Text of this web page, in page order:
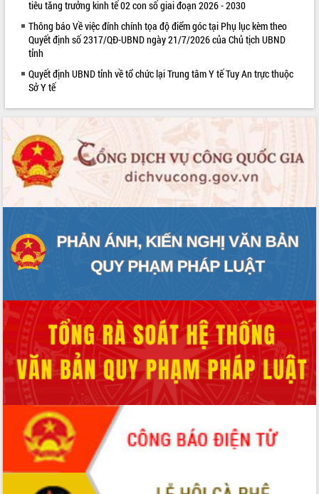
Bí thư Tỉnh ủy Lương Nguyễn Minh
Triết thăm, tặng quà người có công với
cách mạng
Rà soát, hoàn thiện hệ thống thiết chế
văn hóa, thể thao đáp ứng yêu cầu
phát triển mới
Thường trực HĐND tỉnh Đắk Lắk gặp
mặt Đoàn chuyên gia y tế TP. Hồ Chí
Minh
Lễ truy điệu và an táng hài cốt liệt sĩ
tại Nghĩa trang Liệt sĩ xã Sơn Hòa
định EUDR
Thứ trưởng Bộ Nông nghiệp và Môi
trường Nguyễn Hoàng Hiệp khảo sát
vùng trồng và doanh nghiệp đóng gói
Trình diễn nghệ thuật chế biến các
món ăn từ sầu riêng
Đắk Lắk công bố Quy hoạch và xúc
tiến đầu tư tỉnh
Ngành cá ngừ Đắk Lắk chủ động thích
ứng để giữ vững thị trường xuất khẩu
Diễn đàn Kinh tế tư nhân Việt Nam đột
phá cơ chế - Hợp tác công tư
Đề án 06 tạo bước ngoặt đột phá trong
cải cách hành chính tỉnh Đắk Lắk
Kết nối tour, đẩy mạnh chuyển đổi số
để phát triển du lịch Đắk Lắk
LIÊN KẾT WEB
tiêu tăng trưởng kinh tế 02 con số giai đoạn 2026 - 2030
Thông báo Về việc đính chính tọa độ điểm góc tại Phụ lục kèm theo
Quyết định số 2317/QĐ-UBND ngày 21/7/2026 của Chủ tịch UBND
tỉnh
Quyết định UBND tỉnh về tổ chức lại Trung tâm Y tế Tuy An trực thuộc
Sở Y tế